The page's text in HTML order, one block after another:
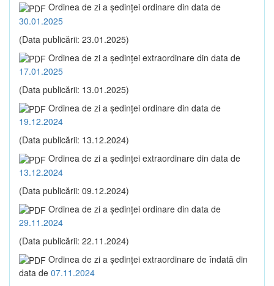
Ordinea de zi a şedinţei ordinare din data de
30.01.2025
(Data publicării: 23.01.2025)
Ordinea de zi a şedinţei extraordinare din data de
17.01.2025
(Data publicării: 13.01.2025)
Ordinea de zi a şedinţei ordinare din data de
19.12.2024
(Data publicării: 13.12.2024)
Ordinea de zi a şedinţei extraordinare din data de
13.12.2024
(Data publicării: 09.12.2024)
Ordinea de zi a şedinţei ordinare din data de
29.11.2024
(Data publicării: 22.11.2024)
Ordinea de zi a şedinţei extraordinare de îndată din
data de 07.11.2024